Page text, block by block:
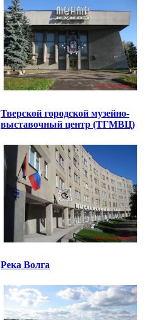
Тверской городской музейно-
выставочный центр (ТГМВЦ)
Река Волга